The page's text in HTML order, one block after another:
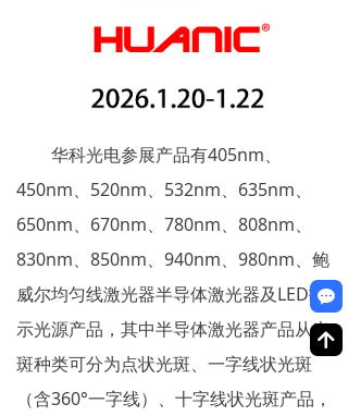
华科光电参展产品有405nm、
450nm、520nm、532nm、635nm、
650nm、670nm、780nm、808nm、
830nm、850nm、940nm、980nm、 鲍
威尔均匀线激光器半导体激光器及LED指
示光源产品，其中半导体激光器产品从光
斑种类可分为点状光斑、一字线状光斑
（含360°一字线）、十字线状光斑产品，
끁
녕